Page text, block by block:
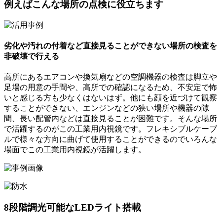
例えばこんな場所の点検に役立ちます
劣化や汚れの付着など直接見ることができない場所の検査を
非破壊で行える
高所にあるエアコンや換気扇などの空調機器の検査は脚立や
足場の用意の手間や、高所での確認になるため、不安定で怖
いと感じる方も少なくはないはず。他にも顔を近づけて観察
することができない、エンジンなどの狭い場所や機器の隙
間、長い配管内などは直接見ることが困難です。そんな場所
で活躍するのがこの工業用内視鏡です。フレキシブルケーブ
ルで様々な方向に曲げて使用することができるのでいろんな
場面でこの工業用内視鏡が活躍します。
8段階調光可能なLEDライト搭載